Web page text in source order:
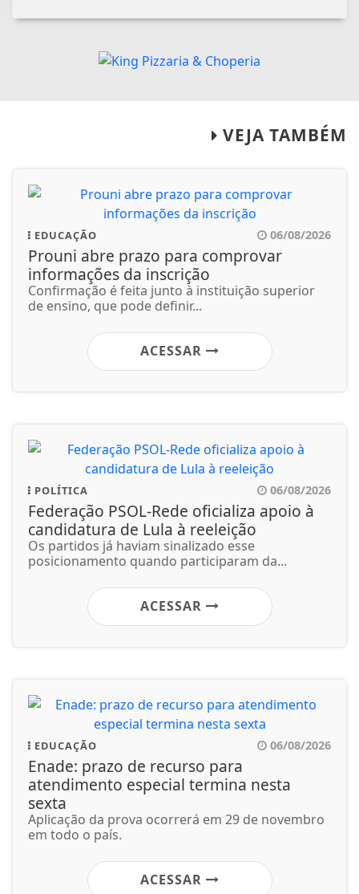
VEJA TAMBÉM
EDUCAÇÃO 06/08/2026
Prouni abre prazo para comprovar
informações da inscrição
Confirmação é feita junto à instituição superior
de ensino, que pode definir...
ACESSAR
POLÍTICA 06/08/2026
Federação PSOL-Rede oficializa apoio à
candidatura de Lula à reeleição
Os partidos já haviam sinalizado esse
posicionamento quando participaram da...
ACESSAR
EDUCAÇÃO 06/08/2026
Enade: prazo de recurso para
atendimento especial termina nesta
sexta
Aplicação da prova ocorrerá em 29 de novembro
em todo o país.
ACESSAR